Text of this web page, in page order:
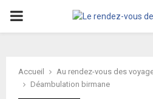
PRIMARY
Accueil Au rendez-vous des
Déambulation birmane